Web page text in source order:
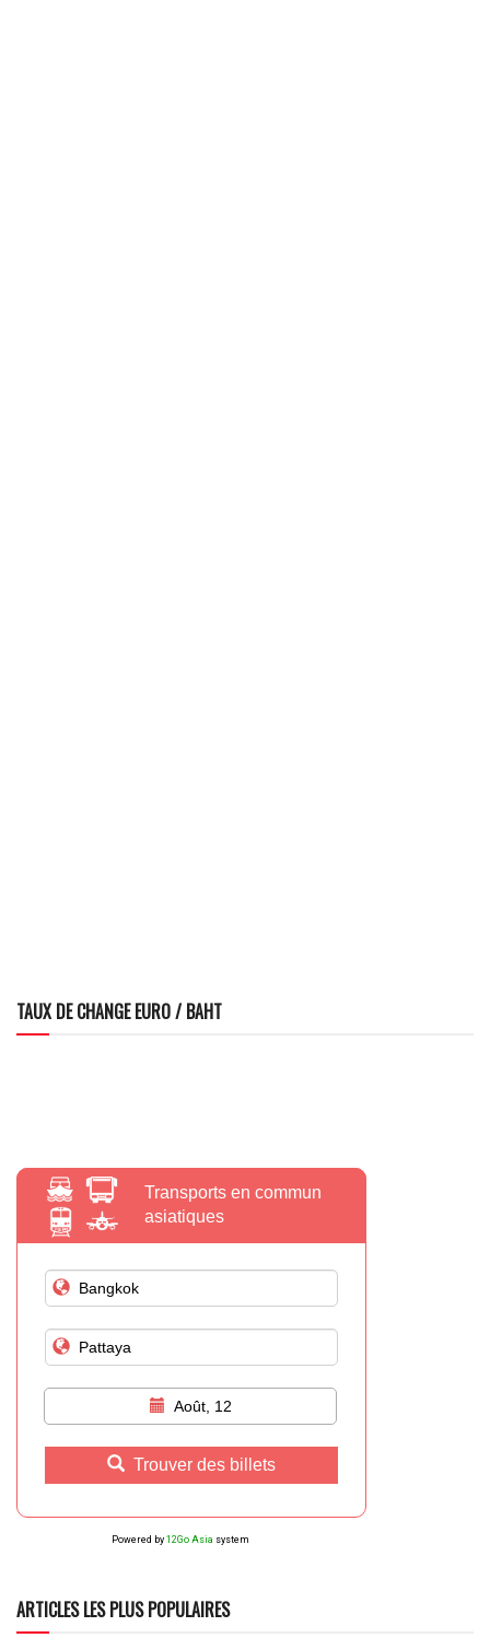
TAUX DE CHANGE EURO / BAHT
Transports en commun
asiatiques
Août, 12
Trouver des billets
Powered by 12Go Asia system
ARTICLES LES PLUS POPULAIRES